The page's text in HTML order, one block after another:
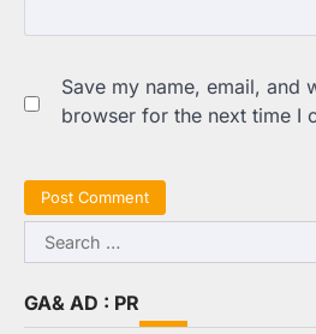
Save my name, email, and
browser for the next time I
Search
for:
GA& AD : PR